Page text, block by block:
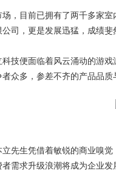
，目前已拥有了两千多家
司，更是发展迅猛，成绩斐
技便面临着风云涌动的游
众多，参差不齐的产品品
先生凭借着敏锐的商业嗅
需求升级浪潮将成为企业